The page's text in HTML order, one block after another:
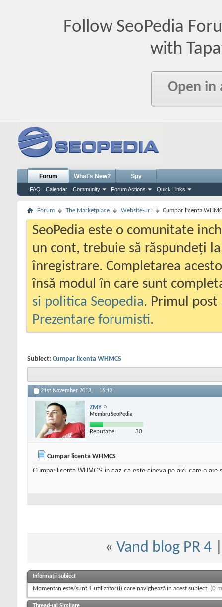
Follow SeoPedia
with
Open in
Forum
FAQ Calendar Community Forum Actions Quick Links
What's New? Spy
Forum The Marketplace Website-uri Cumpar licenta
SeoPedia este o comunitate
un cont, trebuie să răspundeți
înregistrare. Completarea
însă modul în care sunt
si politica Seopedia. Primul
Prezentare forumisti.
Subiect: Cumpar licenta WHMCS
21st November 2013, 16:12
ZMY
Membru SeoPedia
Reputatie: 30
Cumpar licenta WHMCS
Cumpar licenta WHMCS in caz ca este cineva pe aici care o
« Vand blog PR 4
Informații subiect
Momentan este/sunt 1 utilizator(i) care navighează în acest subiect. (0
Thread-uri Similare